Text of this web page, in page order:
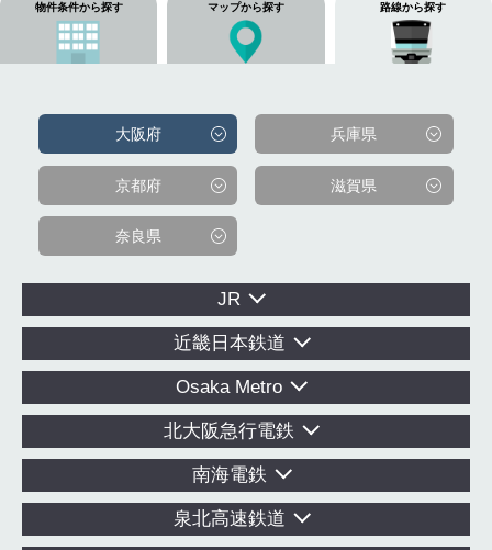
物件条件から探す マップから探す 路線から探す
大阪府 兵庫県
京都府 滋賀県
奈良県
JR
近畿日本鉄道
Osaka Metro
北大阪急行電鉄
南海電鉄
泉北高速鉄道